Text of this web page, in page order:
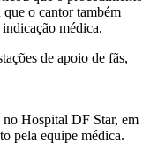
o cantor também
médica.
de apoio de fãs,
Hospital DF Star, em
pela equipe médica.